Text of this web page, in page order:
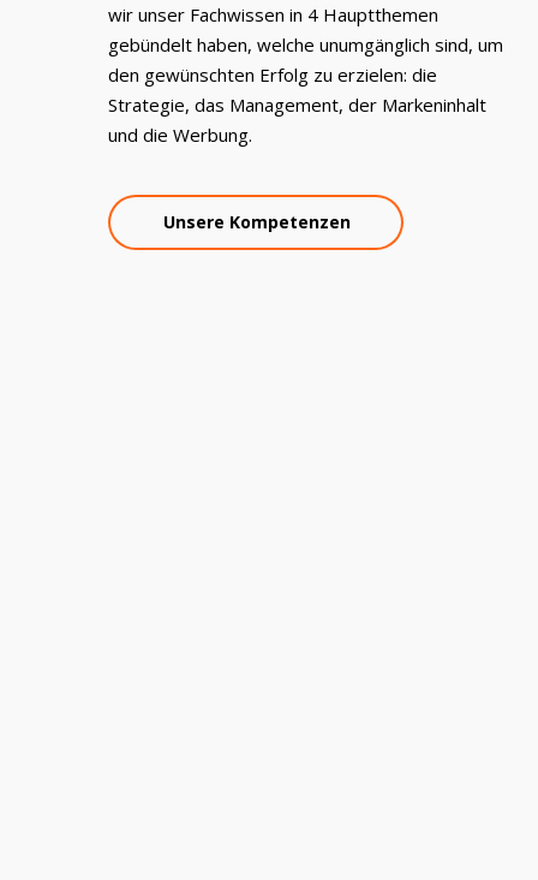
wir unser Fachwissen in 4 Hauptthemen
gebündelt haben, welche unumgänglich sind, um
den gewünschten Erfolg zu erzielen: die
Strategie, das Management, der Markeninhalt
und die Werbung.
Unsere Kompetenzen